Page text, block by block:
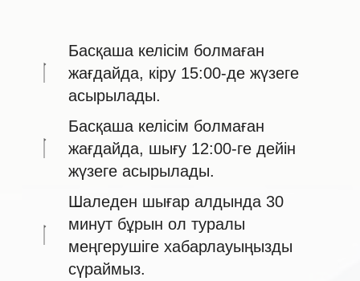
Басқаша келісім болмаған
жағдайда, кіру 15:00-де жүзеге
асырылады.
Басқаша келісім болмаған
жағдайда, шығу 12:00-ге дейін
жүзеге асырылады.
Шаледен шығар алдында 30
минут бұрын ол туралы
меңгерушіге хабарлауыңызды
сүраймыз.